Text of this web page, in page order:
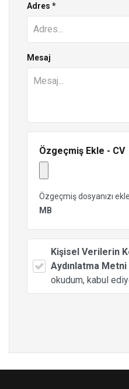
Adres *
Mesaj
Özgeçmiş Ekle - CV
Özgeçmiş dosyanızı
MB
Kişisel Verilerin
Aydınlatma Metni
okudum, kabul